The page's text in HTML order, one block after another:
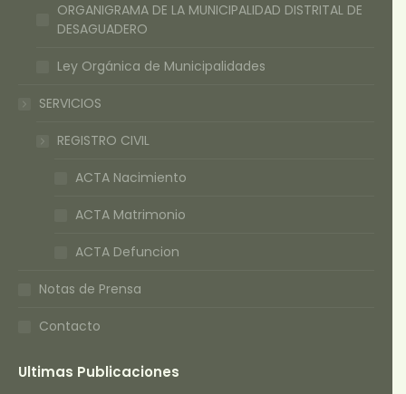
ORGANIGRAMA DE LA MUNICIPALIDAD DISTRITAL DE
DESAGUADERO
Ley Orgánica de Municipalidades
SERVICIOS
REGISTRO CIVIL
ACTA Nacimiento
ACTA Matrimonio
ACTA Defuncion
Notas de Prensa
Contacto
Ultimas Publicaciones